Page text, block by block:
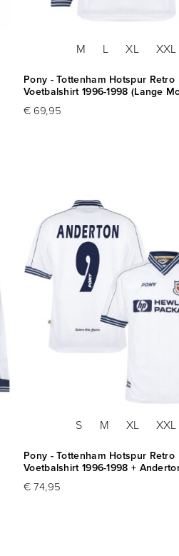
M L XL XXL
Pony - Tottenham Hotspur Retro
Voetbalshirt 1996-1998 (Lange
€ 69,95
S M XL XXL
Pony - Tottenham Hotspur Retro
Voetbalshirt 1996-1998 +
€ 74,95